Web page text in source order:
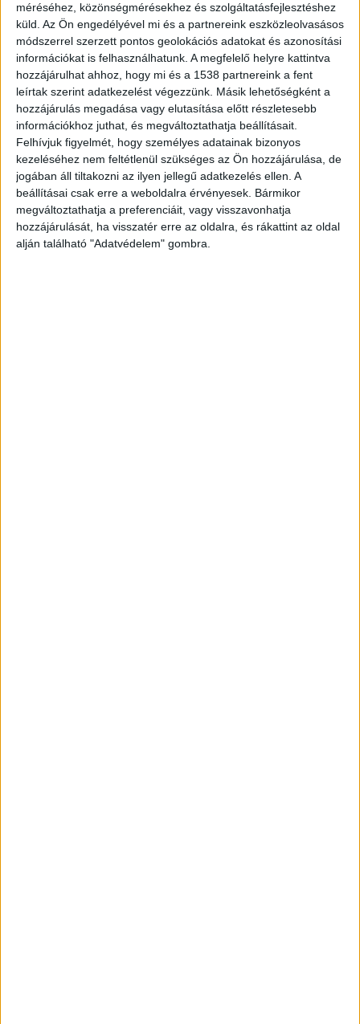
méréséhez, közönségmérésekhez és szolgáltatásfejlesztéshez
küld. Az Ön engedélyével mi és a partnereink eszközleolvasásos
módszerrel szerzett pontos geolokációs adatokat és azonosítási
információkat is felhasználhatunk. A megfelelő helyre kattintva
hozzájárulhat ahhoz, hogy mi és a 1538 partnereink a fent
leírtak szerint adatkezelést végezzünk. Másik lehetőségként a
hozzájárulás megadása vagy elutasítása előtt részletesebb
információkhoz juthat, és megváltoztathatja beállításait.
Felhívjuk figyelmét, hogy személyes adatainak bizonyos
kezeléséhez nem feltétlenül szükséges az Ön hozzájárulása, de
jogában áll tiltakozni az ilyen jellegű adatkezelés ellen. A
beállításai csak erre a weboldalra érvényesek. Bármikor
megváltoztathatja a preferenciáit, vagy visszavonhatja
hozzájárulását, ha visszatér erre az oldalra, és rákattint az oldal
alján található "Adatvédelem" gombra.
Rohantak a közterület-felügyelők
A budakalászi Silver Dock hajótároló munkatársa
augusztus 10-én délután értesítette a közterület-
felügyeletet egy súlyos esetről, amely a Lupa-
sziget mellett, a Dunában történt –közölte
Óbuda-Békásmegyer Közterület-Felügyelet
vasárnap.A Kékvillogó legfrissebb híreit ide
kattintva éred el! A Facebookon már 341 ezernél